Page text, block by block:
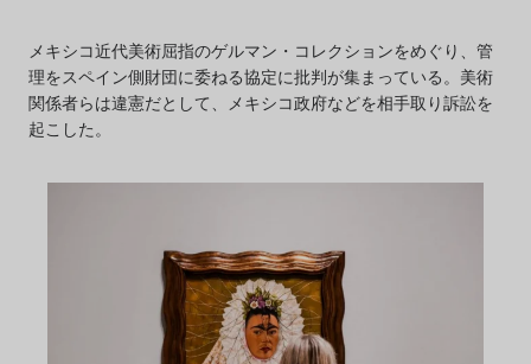
メキシコ近代美術屈指のゲルマン・コレクションをめぐり、管
理をスペイン側財団に委ねる協定に批判が集まっている。美術
関係者らは違憲だとして、メキシコ政府などを相手取り訴訟を
起こした。